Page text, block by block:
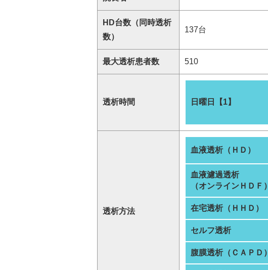
HD台数（同時透析
数）
137台
最大透析患者数 510
透析時間 日曜日【1】
透析方法
血液透析（ＨＤ）
血液濾過透析
（オンラインＨＤＦ）
在宅透析（ＨＨＤ）
セルフ透析
腹膜透析（ＣＡＰＤ）